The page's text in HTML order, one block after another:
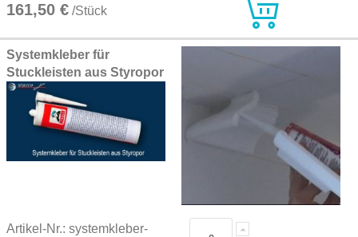
161,50 € /Stück
Systemkleber für
Stuckleisten aus Styropor
Artikel-Nr.: systemkleber-